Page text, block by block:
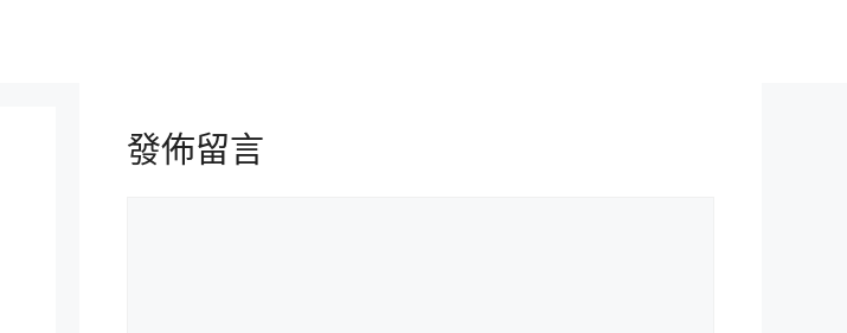
發佈留言